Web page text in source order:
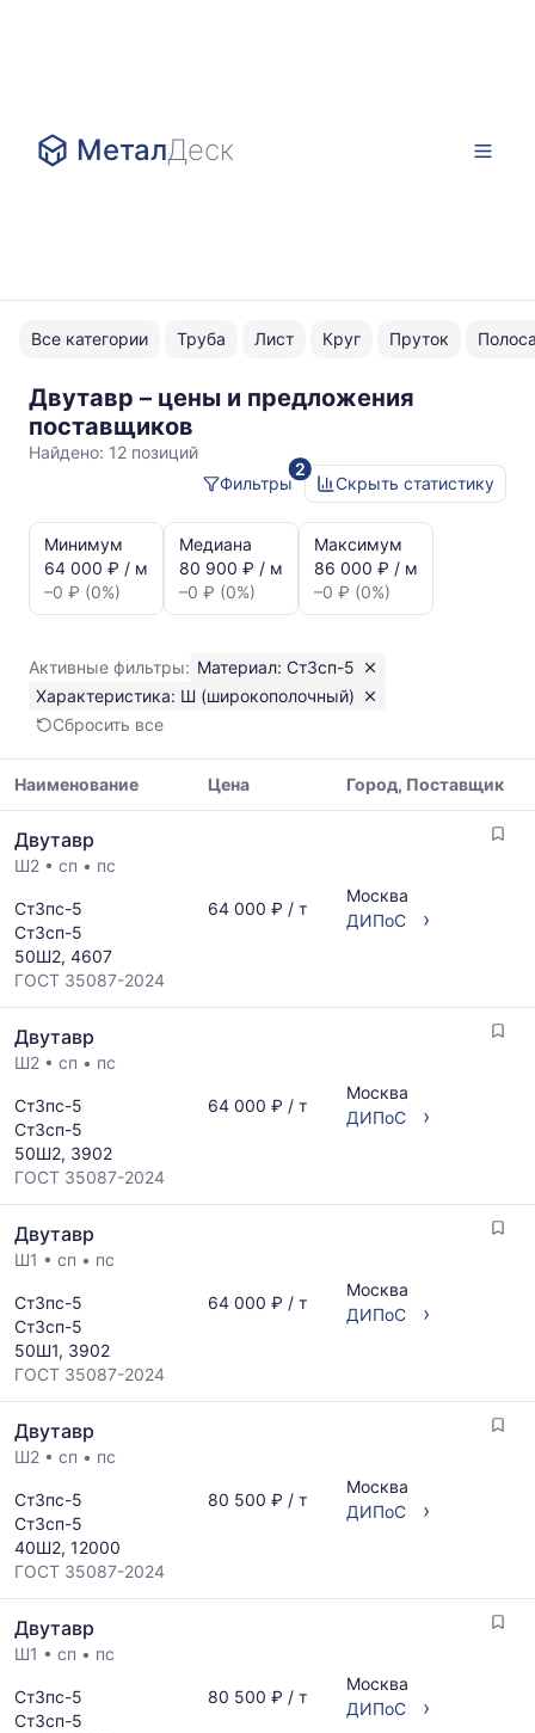
МеталДеск
Все категории Труба Лист Круг Пруток
Двутавр – цены и предложения
поставщиков
Ш
(широкополочный)
Найдено: 12 позиций
2
Фильтры
Скрыть статистику
динамика
цен:
Двутавр
(широкополочный)
Ст3сп-5
Показаны
минимальная,
по
данным
листов
поставщиков
за
последний
месяц.
Статистика
рассчитывается
актуальным
предложениям
и
обновляется
по
мере
обновления
листов.
Минимум
64 000 ₽ / м
–0 ₽ (0%)
Медиана
80 900 ₽ / м
–0 ₽ (0%)
Максимум
86 000 ₽ / м
–0 ₽ (0%)
Активные фильтры: Материал: Ст3сп-5
Характеристика: Ш (широкополочный)
Сбросить все
цен
на
указанием
ГОСТ,
размеров
и
поставщиков
по
Наименование Цена Город, Поставщик
Двутавр
Ш2 • сп • пс
Ст3пс-5
Ст3сп-5
50Ш2, 4607
ГОСТ 35087-2024
64 000 ₽ / т
Москва
ДИПоС
›
Двутавр
Ш2 • сп • пс
Ст3пс-5
Ст3сп-5
50Ш2, 3902
ГОСТ 35087-2024
64 000 ₽ / т
Москва
ДИПоС
›
Двутавр
Ш1 • сп • пс
Ст3пс-5
Ст3сп-5
50Ш1, 3902
ГОСТ 35087-2024
64 000 ₽ / т
Москва
ДИПоС
›
Двутавр
Ш2 • сп • пс
Ст3пс-5
Ст3сп-5
40Ш2, 12000
ГОСТ 35087-2024
80 500 ₽ / т
Москва
ДИПоС
›
Двутавр
Ш1 • сп • пс
Ст3пс-5
Ст3сп-5
80 500 ₽ / т
Москва
ДИПоС
›